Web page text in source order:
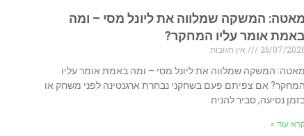
מאטה: המשקה שמלווה את ליונל מסי – ומה
באמת אומר עליו המחקר?
26/07/
אין תגובות
מאטה: המשקה שמלווה את ליונל מסי – ומה באמת אומר עליו
המחקר? אם צפיתם פעם בשחקני נבחרת ארגנטינה לפני משחק או
בזמן נסיעה, סביר להניח
עוד »